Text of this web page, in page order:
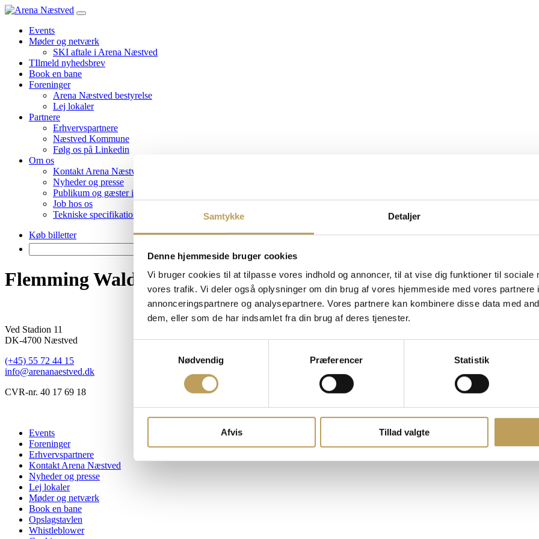
Samtykke Detaljer
Denne hjemmeside bruger cookies
Vi bruger cookies til at tilpasse vores indhold og annoncer, til at vise dig funktioner til sociale
vores trafik. Vi deler også oplysninger om din brug af vores hjemmeside med vores partnere
annonceringspartnere og analysepartnere. Vores partnere kan kombinere disse data med
dem, eller som de har indsamlet fra din brug af deres tjenester.
Nødvendig
Præferencer Statistik
Afvis Tillad valgte
Events
Møder og netværk
SKI aftale i Arena Næstved
TIlmeld nyhedsbrev
Book en bane
Foreninger
Arena Næstved bestyrelse
Lej lokaler
Partnere
Erhvervspartnere
Næstved Kommune
Følg os på Linkedin
Om os
Kontakt Arena Næstved
Nyheder og presse
Publikum og gæster i Arena Næstved
Job hos os
Tekniske specifikationer
Køb billetter
Søg
efter:
Flemming Waldorf
Ved Stadion 11
DK-4700 Næstved
(+45) 55 72 44 15
info@arenanaestved.dk
CVR-nr. 40 17 69 18
Events
Foreninger
Erhvervspartnere
Kontakt Arena Næstved
Nyheder og presse
Lej lokaler
Møder og netværk
Book en bane
Opslagstavlen
Whistleblower